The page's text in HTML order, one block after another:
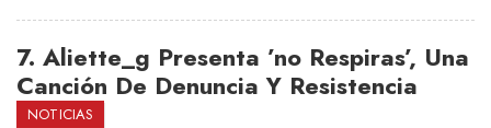
7. Aliette_g Presenta ’no Respiras’, Una
Canción De Denuncia Y Resistencia
NOTICIAS